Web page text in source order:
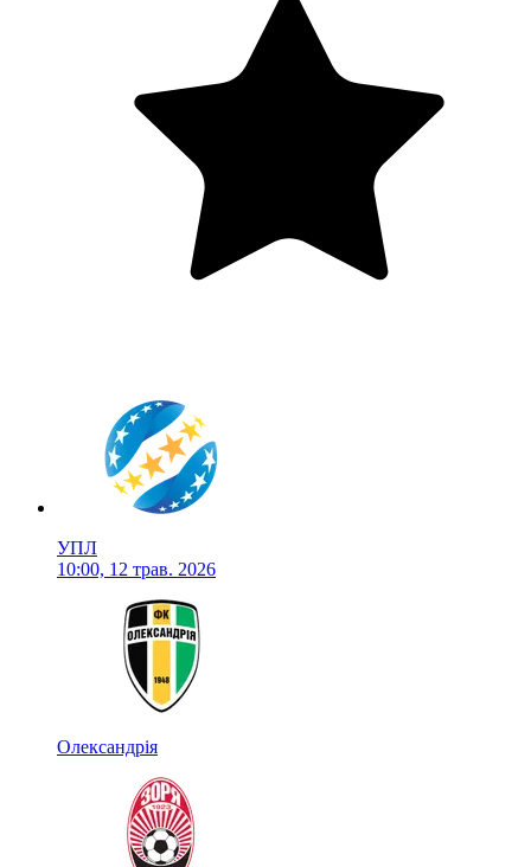
УПЛ
10:00, 12 трав. 2026
Олександрія